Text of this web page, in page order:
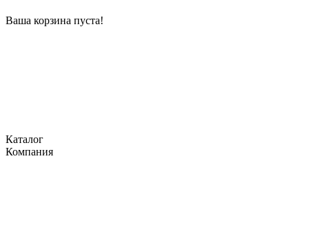
Ваша корзина пуста!
Каталог
Компания